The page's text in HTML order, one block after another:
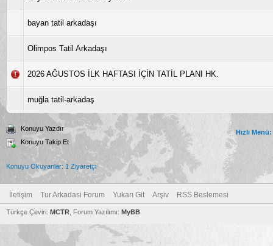
bayan tatil arkadaşı
Olimpos Tatil Arkadaşı
2026 AĞUSTOS İLK HAFTASI İÇİN TATİL PLANI HK.
muğla tatil-arkadaş
Konuyu Yazdır
Konuyu Takip Et
Hızlı Menü:
Konuyu Okuyanlar: 1 Ziyaretçi
İletişim Tur Arkadasi Forum Yukarı Git Arşiv RSS Beslemesi
Türkçe Çeviri: MCTR , Forum Yazılımı: MyBB